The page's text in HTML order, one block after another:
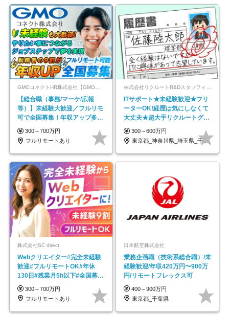
GMOコネクトHR株式会社【GMOインターネットグループ】
【総合職（事務/マーケ/広報
等）】未経験大歓迎／フルリモ
可で全国募集！年収アップ多数
★年休最大130日★
300～700万円
フルリモートあり
株式会社リクルートR&Dスタッフィング【リクルートグループ】
ITサポート★未経験歓迎★フリ
ーターOK!経歴は気にしなくて
大丈夫★超大手リクルートグル
ープの正社員/sg
300～600万円
東京都_神奈川県_埼玉県_千葉県_大阪府…
株式会社SC direct
Webクリエイター#完全未経験
歓迎#フルリモートOK#年休
130日#残業月5h以下#全国募集
#最大1年の研修
300～700万円
フルリモートあり
日本航空株式会社
業務企画職（技術系総合職）/未
経験歓迎/年収420万円〜900万
円/リモートフレックス可
400～900万円
東京都_千葉県